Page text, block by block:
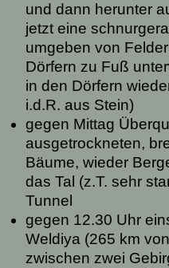
und dann herunter
jetzt eine
umgeben von
Dörfern zu Fuß
in den Dörfern
i.d.R. aus Stein)
gegen Mittag
ausgetrockneten,
Bäume, wieder
das Tal (z.T. sehr
Tunnel
gegen 12.30 Uhr
Weldiya (265 km
zwischen zwei